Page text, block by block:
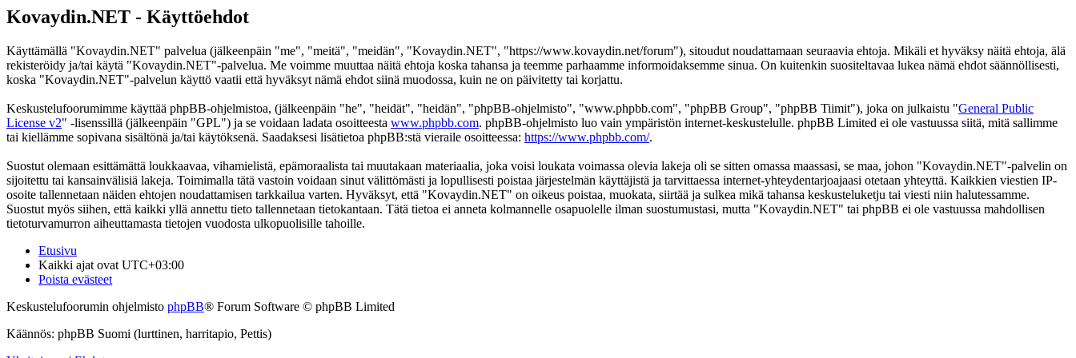
Kovaydin.NET - Käyttöehdot
Käyttämällä "Kovaydin.NET" palvelua (jälkeenpäin "me", "meitä", "meidän", "Kovaydin.NET", "https://www.kovaydin.net/forum"), sitoudut noudattamaan seuraavia ehtoja. Mikäli et hyväksy näitä ehtoja, älä
rekisteröidy ja/tai käytä "Kovaydin.NET"-palvelua. Me voimme muuttaa näitä ehtoja koska tahansa ja teemme parhaamme informoidaksemme sinua. On kuitenkin suositeltavaa lukea nämä ehdot säännöllisesti,
koska "Kovaydin.NET"-palvelun käyttö vaatii että hyväksyt nämä ehdot siinä muodossa, kuin ne on päivitetty tai korjattu.
Keskustelufoorumimme käyttää phpBB-ohjelmistoa, (jälkeenpäin "he", "heidät", "heidän", "phpBB-ohjelmisto", "www.phpbb.com", "phpBB Group", "phpBB Tiimit"), joka on julkaistu "General Public
License v2" -lisenssillä (jälkeenpäin "GPL") ja se voidaan ladata osoitteesta www.phpbb.com. phpBB-ohjelmisto luo vain ympäristön internet-keskustelulle. phpBB Limited ei ole vastuussa siitä, mitä sallimme
tai kiellämme sopivana sisältönä ja/tai käytöksenä. Saadaksesi lisätietoa phpBB:stä vieraile osoitteessa: https://www.phpbb.com/.
Suostut olemaan esittämättä loukkaavaa, vihamielistä, epämoraalista tai muutakaan materiaalia, joka voisi loukata voimassa olevia lakeja oli se sitten omassa maassasi, se maa, johon "Kovaydin.NET"-palvelin on
sijoitettu tai kansainvälisiä lakeja. Toimimalla tätä vastoin voidaan sinut välittömästi ja lopullisesti poistaa järjestelmän käyttäjistä ja tarvittaessa internet-yhteydentarjoajaasi otetaan yhteyttä. Kaikkien viestien IP-
osoite tallennetaan näiden ehtojen noudattamisen tarkkailua varten. Hyväksyt, että "Kovaydin.NET" on oikeus poistaa, muokata, siirtää ja sulkea mikä tahansa keskusteluketju tai viesti niin halutessamme.
Suostut myös siihen, että kaikki yllä annettu tieto tallennetaan tietokantaan. Tätä tietoa ei anneta kolmannelle osapuolelle ilman suostumustasi, mutta "Kovaydin.NET" tai phpBB ei ole vastuussa mahdollisen
tietoturvamurron aiheuttamasta tietojen vuodosta ulkopuolisille tahoille.
Etusivu
Kaikki ajat ovat UTC+03:00
Poista evästeet
Keskustelufoorumin ohjelmisto phpBB® Forum Software © phpBB Limited
Käännös: phpBB Suomi (lurttinen, harritapio, Pettis)